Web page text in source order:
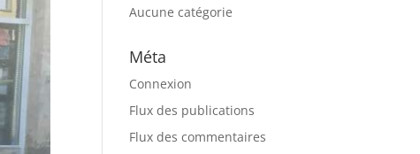
Aucune catégorie
Méta
Connexion
Flux des publications
Flux des commentaires